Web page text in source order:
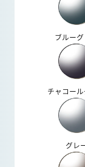
ブルー
チャコー
グレ